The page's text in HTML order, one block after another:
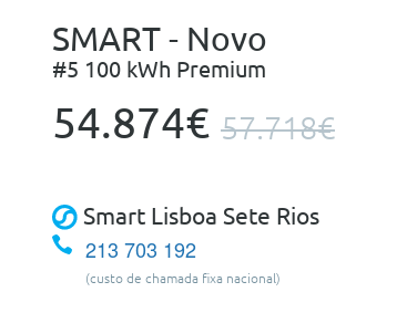
SMART - Novo
#5 100 kWh Premium
54.874€ 57.718€
Smart Lisboa Sete Rios
213 703 192
(custo de chamada fixa nacional)